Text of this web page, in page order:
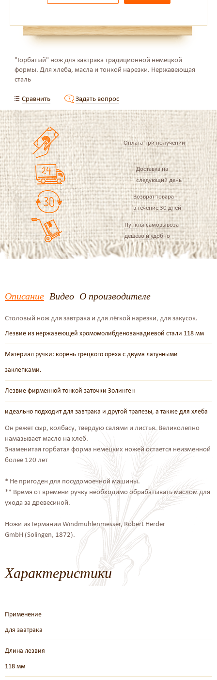
"Горбатый" нож для завтрака традиционной немецкой
формы. Для хлеба, масла и тонкой нарезки. Нержавеющая
сталь
Сравнить Задать вопрос
Оплата при получении
Доставка на
следующий день
Возврат товара
в течение 30 дней
Пункты самовывоза —
дешево и удобно
Описание Видео О производителе
Столовый нож для завтрака и для лёгкой нарезки, для закусок.
Лезвие из нержавеющей хромомолибденованадиевой стали 118 мм
Материал ручки: корень грецкого ореха с двумя латунными
заклепками.
Лезвие фирменной тонкой заточки Золинген
идеально подходит для завтрака и другой трапезы, а также для хлеба
Он режет сыр, колбасу, твердую салями и листья. Великолепно
намазывает масло на хлеб.
Знаменитая горбатая форма немецких ножей остается неизменной
более 120 лет
* Не пригоден для посудомоечной машины.
** Время от времени ручку необходимо обрабатывать маслом для
ухода за древесиной.
Ножи из Германии Windmühlenmesser, Robert Herder
GmbH (Solingen, 1872).
Характеристики
Применение
для завтрака
Длина лезвия
118 мм